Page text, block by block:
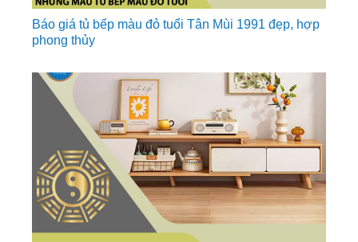
Báo giá tủ bếp màu đỏ tuổi Tân Mùi 1991 đẹp, hợp
phong thủy